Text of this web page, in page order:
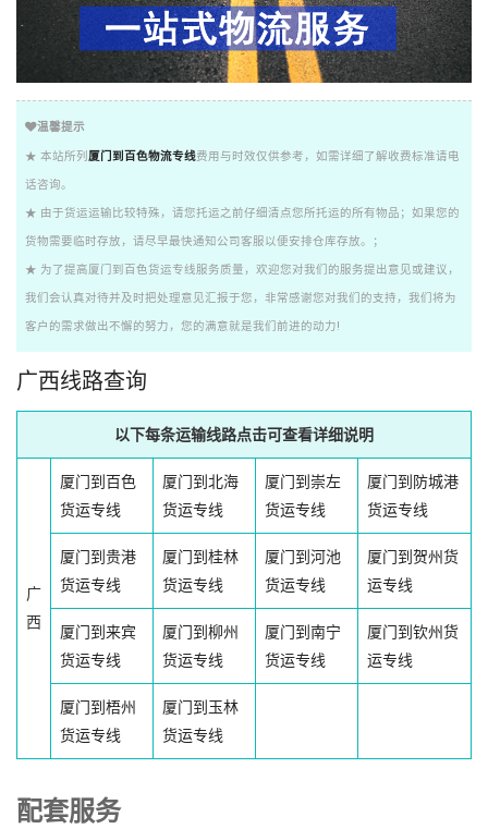
温馨提示
★ 本站所列 厦门到百色物流专线费用与时效仅供参考，如需详细了解收费标准请电
话咨询。
★ 由于货运运输比较特殊，请您托运之前仔细清点您所托运的所有物品；如果您的
货物需要临时存放，请尽早最快通知公司客服以便安排仓库存放。；
★ 为了提高厦门到百色货运专线服务质量，欢迎您对我们的服务提出意见或建议，
我们会认真对待并及时把处理意见汇报于您，非常感谢您对我们的支持，我们将为
客户的需求做出不懈的努力，您的满意就是我们前进的动力!
广西线路查询
以下每条运输线路点击可查看详细说明
广
西
厦门到百色
货运专线
厦门到北海
货运专线
厦门到崇左
货运专线
厦门到防城港
货运专线
厦门到贵港
货运专线
厦门到桂林
货运专线
厦门到河池
货运专线
厦门到贺州货
运专线
厦门到来宾
货运专线
厦门到柳州
货运专线
厦门到南宁
货运专线
厦门到钦州货
运专线
厦门到梧州
货运专线
厦门到玉林
货运专线
配套服务